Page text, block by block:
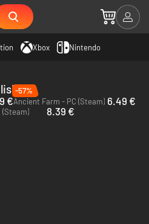
Xbox Nintendo
€
-57%
Ancient Farm - PC (Steam) 6.49 €
(Steam)
8.39 €